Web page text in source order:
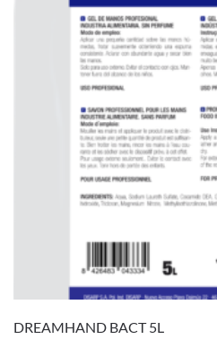
DREAMHAND BACT 5L